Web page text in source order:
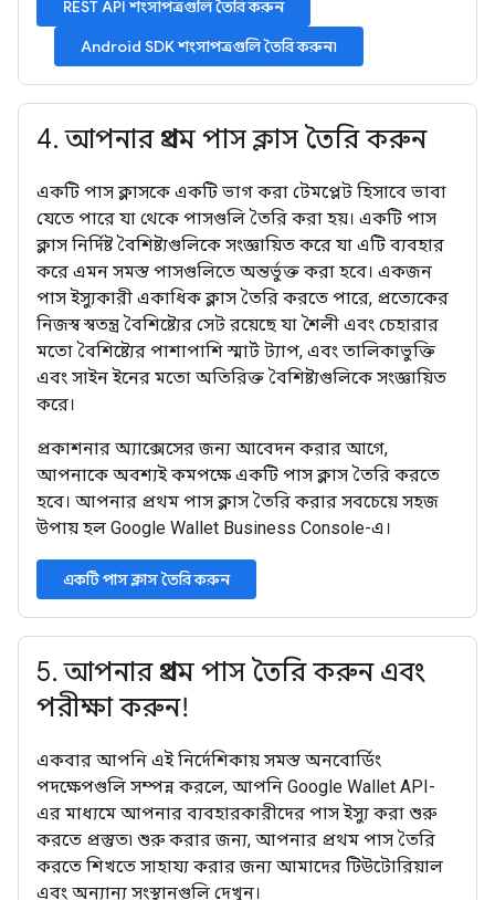
REST API শংসাপত্রগুলি তৈরি করুন
Android SDK শংসাপত্রগুলি তৈরি করুন৷
4. আপনার প্রথম পাস ক্লাস তৈরি করুন
একটি পাস ক্লাসকে একটি ভাগ করা টেমপ্লেট হিসাবে ভাবা
যেতে পারে যা থেকে পাসগুলি তৈরি করা হয়। একটি পাস
ক্লাস নির্দিষ্ট বৈশিষ্ট্যগুলিকে সংজ্ঞায়িত করে যা এটি ব্যবহার
করে এমন সমস্ত পাসগুলিতে অন্তর্ভুক্ত করা হবে। একজন
পাস ইস্যুকারী একাধিক ক্লাস তৈরি করতে পারে, প্রত্যেকের
নিজস্ব স্বতন্ত্র বৈশিষ্ট্যের সেট রয়েছে যা শৈলী এবং চেহারার
মতো বৈশিষ্ট্যের পাশাপাশি স্মার্ট ট্যাপ, এবং তালিকাভুক্তি
এবং সাইন ইনের মতো অতিরিক্ত বৈশিষ্ট্যগুলিকে সংজ্ঞায়িত
করে।
প্রকাশনার অ্যাক্সেসের জন্য আবেদন করার আগে,
আপনাকে অবশ্যই কমপক্ষে একটি পাস ক্লাস তৈরি করতে
হবে। আপনার প্রথম পাস ক্লাস তৈরি করার সবচেয়ে সহজ
উপায় হল Google Wallet Business Console-এ।
একটি পাস ক্লাস তৈরি করুন
5. আপনার প্রথম পাস তৈরি করুন এবং
পরীক্ষা করুন!
একবার আপনি এই নির্দেশিকায় সমস্ত অনবোর্ডিং
পদক্ষেপগুলি সম্পন্ন করলে, আপনি Google Wallet API-
এর মাধ্যমে আপনার ব্যবহারকারীদের পাস ইস্যু করা শুরু
করতে প্রস্তুত৷ শুরু করার জন্য, আপনার প্রথম পাস তৈরি
করতে শিখতে সাহায্য করার জন্য আমাদের টিউটোরিয়াল
এবং অন্যান্য সংস্থানগুলি দেখুন।